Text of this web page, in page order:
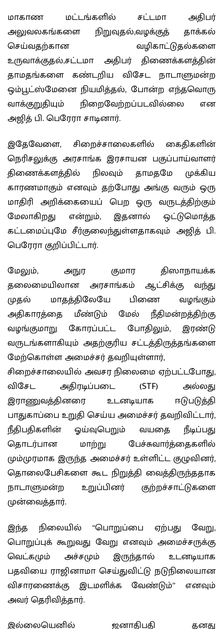
மாகாண மட்டங்களில் சட்டமா அதிபர்
அலுவலகங்களை நிறுவுதல்,வழக்குத் தாக்கல்
செய்வதற்கான வழிகாட்டுதல்களை
உருவாக்குதல்,சட்டமா அதிபர் திணைக்களத்தின்
தாமதங்களை கண்டறிய விசேட நாடாளுமன்ற
ஒம்பூட்ஸ்மேனை நியமித்தல், போன்ற எந்தவொரு
வாக்குறுதியும் நிறைவேற்றப்படவில்லை என
அஜித் பி. பெரேரா சாடினார்.
இதேவேளை, சிறைச்சாலைகளில் கைதிகளின்
நெரிசலுக்கு அரசாங்க இரசாயன பகுப்பாய்வாளர்
திணைக்களத்தில் நிலவும் தாமதமே முக்கிய
காரணமாகும் எனவும் தற்போது அங்கு வரும் ஒரு
மாதிரி அறிக்கையைப் பெற ஒரு வருடத்திற்கும்
மேலாகிறது என்றும், இதனால் ஒட்டுமொத்த
கட்டமைப்புமே சீர்குலைந்துள்ளதாகவும் அஜித் பி.
பெரேரா குறிப்பிட்டார்.
மேலும், அநுர குமார திஸாநாயக்க
தலைமையிலான அரசாங்கம் ஆட்சிக்கு வந்து
முதல் மாதத்திலேயே பிணை வழங்கும்
அதிகாரத்தை மீண்டும் மேல் நீதிமன்றத்திற்கு
வழங்குமாறு கோரப்பட்ட போதிலும், இரண்டு
வருடங்களாகியும் அதற்குரிய சட்டத்திருத்தங்களை
மேற்கொள்ள அமைச்சர் தவறியுள்ளார்,
சிறைச்சாலையில் அவசர நிலைமை ஏற்பட்டபோது,
விசேட அதிரடிப்படை (STF) அல்லது
இராணுவத்தினரை உடனடியாக ஈடுபடுத்தி
பாதுகாப்பை உறுதி செய்ய அமைச்சர் தவறிவிட்டார்,
நீதிபதிகளின் ஓய்வுபெறும் வயதை நீடிப்பது
தொடர்பான மாற்று பேச்சுவார்த்தைகளில்
மும்முரமாக இருந்த அமைச்சர் உள்ளிட்ட குழுவினர்,
தொலைபேசிகளை கூட நிறுத்தி வைத்திருந்ததாக
நாடாளுமன்ற உறுப்பினர் குற்றச்சாட்டுகளை
முன்வைத்தார்.
இந்த நிலையில் “பொறுப்பை ஏற்பது வேறு,
பொறுப்புக் கூறுவது வேறு எனவும் அமைச்சருக்கு
வெட்கமும் அச்சமும் இருந்தால் உடனடியாக
பதவியை ராஜினாமா செய்துவிட்டு நடுநிலையான
விசாரணைக்கு இடமளிக்க வேண்டும்” எனவும்
அவர் தெரிவித்தார்.
இல்லையெனில் ஜனாதிபதி தனது